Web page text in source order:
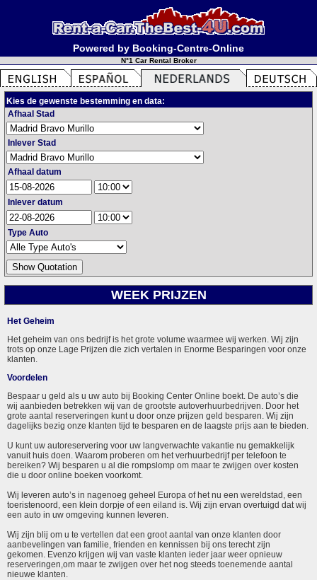
Powered by Booking-Centre-Online
N°1 Car Rental Broker
Kies de gewenste bestemming en data:
Afhaal Stad
Inlever Stad
Afhaal datum
Inlever datum
Type Auto
WEEK PRIJZEN
Het Geheim
Het geheim van ons bedrijf is het grote volume waarmee wij werken. Wij zijn
trots op onze Lage Prijzen die zich vertalen in Enorme Besparingen voor onze
klanten.
Voordelen
Bespaar u geld als u uw auto bij Booking Center Online boekt. De auto’s die
wij aanbieden betrekken wij van de grootste autoverhuurbedrijven. Door het
grote aantal reserveringen kunt u door onze prijzen geld besparen. Wij zijn
dagelijks bezig onze klanten tijd te besparen en de laagste prijs aan te bieden.
U kunt uw autoreservering voor uw langverwachte vakantie nu gemakkelijk
vanuit huis doen. Waarom proberen om het verhuurbedrijf per telefoon te
bereiken? Wij besparen u al die rompslomp om maar te zwijgen over kosten
die u door online boeken voorkomt.
Wij leveren auto’s in nagenoeg geheel Europa of het nu een wereldstad, een
toeristenoord, een klein dorpje of een eiland is. Wij zijn ervan overtuigd dat wij
een auto in uw omgeving kunnen leveren.
Wij zijn blij om u te vertellen dat een groot aantal van onze klanten door
aanbevelingen van familie, frienden en kennissen bij ons terecht zijn
gekomen. Evenzo krijgen wij van vaste klanten ieder jaar weer opnieuw
reserveringen,om maar te zwijgen over het nog steeds toenemende aantal
nieuwe klanten.